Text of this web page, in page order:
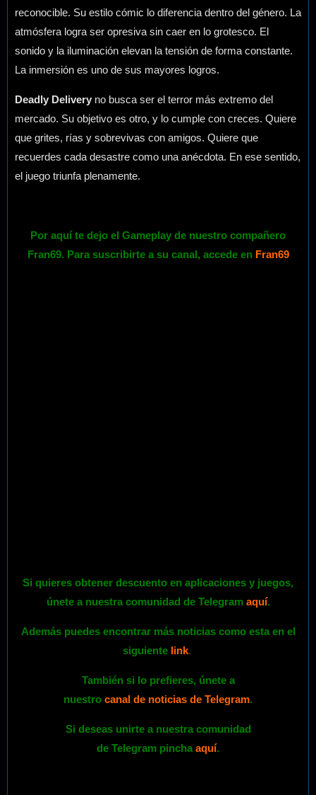
reconocible. Su estilo cómic lo diferencia dentro del género. La
atmósfera logra ser opresiva sin caer en lo grotesco. El
sonido y la iluminación elevan la tensión de forma constante.
La inmersión es uno de sus mayores logros.
Deadly Delivery no busca ser el terror más extremo del
mercado. Su objetivo es otro, y lo cumple con creces. Quiere
que grites, rías y sobrevivas con amigos. Quiere que
recuerdes cada desastre como una anécdota. En ese sentido,
el juego triunfa plenamente.
Por aquí te dejo el Gameplay de nuestro compañero
Fran69. Para suscribirte a su canal, accede en Fran69
Si quieres obtener descuento en aplicaciones y juegos,
únete a nuestra comunidad de Telegram aquí.
Además puedes encontrar más noticias como esta en el
siguiente link.
También si lo prefieres, únetea
nuestro canal de noticias de Telegram.
Si deseas unirte a nuestra comunidad
de Telegram pincha aquí.